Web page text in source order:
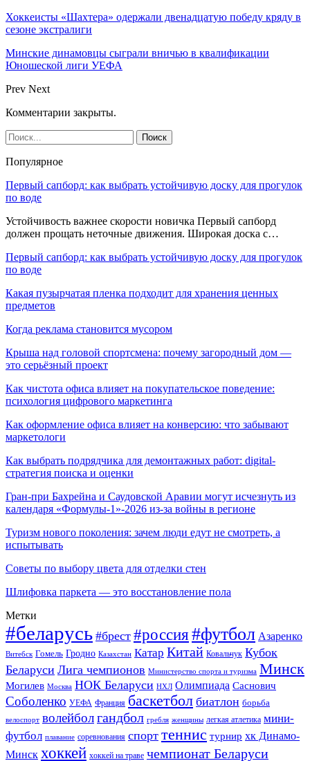
Хоккеисты «Шахтера» одержали двенадцатую победу кряду в
сезоне экстралиги
Минские динамовцы сыграли вничью в квалификации
Юношеской лиги УЕФА
Prev Next
Комментарии закрыты.
Популярное
Первый сапборд: как выбрать устойчивую доску для прогулок
по воде
Устойчивость важнее скорости новичка Первый сапборд
должен прощать неточные движения. Широкая доска с…
Первый сапборд: как выбрать устойчивую доску для прогулок
по воде
Какая пузырчатая пленка подходит для хранения ценных
предметов
Когда реклама становится мусором
Крыша над головой спортсмена: почему загородный дом —
это серьёзный проект
Как чистота офиса влияет на покупательское поведение:
психология цифрового маркетинга
Как оформление офиса влияет на конверсию: что забывают
маркетологи
Как выбрать подрядчика для демонтажных работ: digital-
стратегия поиска и оценки
Гран-при Бахрейна и Саудовской Аравии могут исчезнуть из
календаря «Формулы-1»-2026 из-за войны в регионе
Туризм нового поколения: зачем люди едут не смотреть, а
испытывать
Советы по выбору цвета для отделки стен
Шлифовка паркета — это восстановление пола
Метки
#беларусь #брест #россия#футбол Азаренко
Витебск Гомель Гродно Казахстан Катар Китай Ковальчук Кубок
Беларуси Лига чемпионов Министерство спорта и туризма Минск
Могилев Москва НОК Беларуси НХЛ Олимпиада Саснович
Соболенко УЕФА Франция баскетбол биатлон борьба
велоспорт волейболгандбол гребля женщины легкая атлетика мини-
футбол плавание соревнования спорт теннис турнир хк Динамо-
Минск хоккей хоккей на траве чемпионат Беларуси